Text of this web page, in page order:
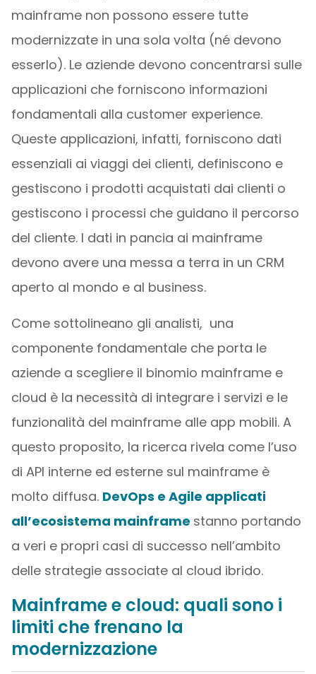
mainframe non possono essere tutte
modernizzate in una sola volta (né devono
esserlo). Le aziende devono concentrarsi sulle
applicazioni che forniscono informazioni
fondamentali alla customer experience.
Queste applicazioni, infatti, forniscono dati
essenziali ai viaggi dei clienti, definiscono e
gestiscono i prodotti acquistati dai clienti o
gestiscono i processi che guidano il percorso
del cliente. I dati in pancia ai mainframe
devono avere una messa a terra in un CRM
aperto al mondo e al business.
Come sottolineano gli analisti, una
componente fondamentale che porta le
aziende a scegliere il binomio mainframe e
cloud è la necessità di integrare i servizi e le
funzionalità del mainframe alle app mobili. A
questo proposito, la ricerca rivela come l’uso
di API interne ed esterne sul mainframe è
molto diffusa. DevOps e Agile applicati
all’ecosistema mainframe stanno portando
a veri e propri casi di successo nell’ambito
delle strategie associate al cloud ibrido.
Mainframe e cloud: quali sono i
limiti che frenano la
modernizzazione